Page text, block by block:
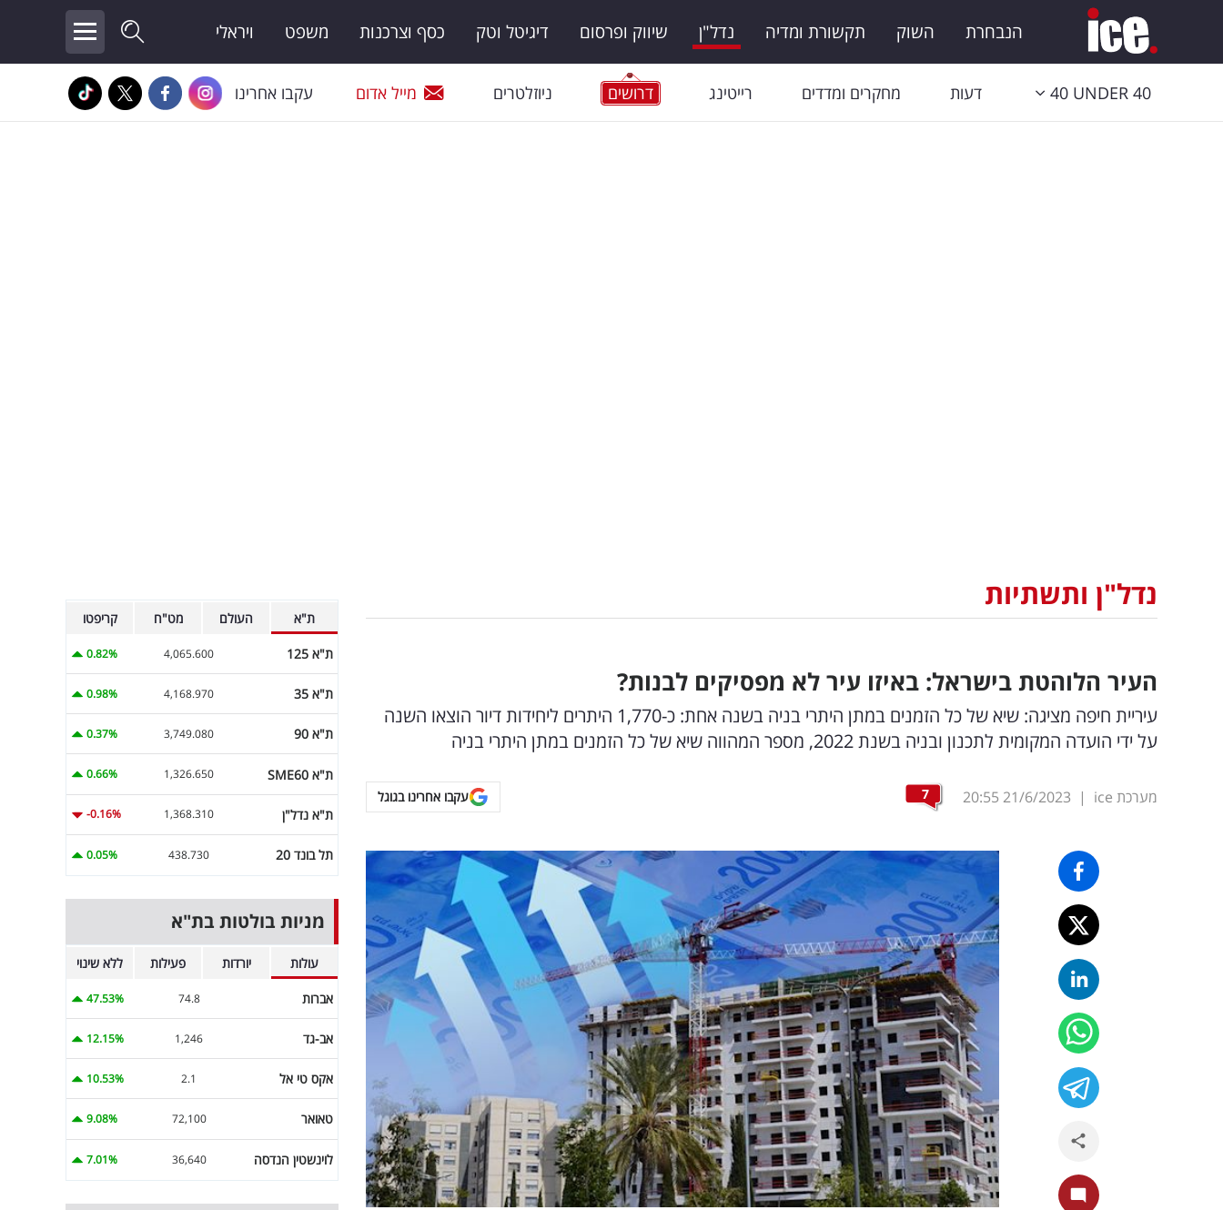
הנבחרת השוק תקשורת ומדיה נדל"ן שיווק ופרסום דיגיטל וטק כסף וצרכנות משפט ויראלי
40 UNDER 40 דעות מחקרים ומדדים רייטינג דרושים ניוזלטרים מייל אדום עקבו אחרינו
נדל"ן ותשתיות
העיר הלוהטת בישראל: באיזו עיר לא מפסיקים לבנות?
עיריית חיפה מציגה: שיא של כל הזמנים במתן היתרי בניה בשנה אחת: כ-1,770 היתרים ליחידות דיור הוצאו השנה
על ידי הועדה המקומית לתכנון ובניה בשנת 2022, מספר המהווה שיא של כל הזמנים במתן היתרי בניה
מערכת ice |
21/6/2023
20:55
7 עקבו אחרינו בגוגל
ת"א העולם מט"ח קריפטו
ת"א 125 4,065.600
0.82%
ת"א 35 4,168.970
0.98%
ת"א 90 3,749.080
0.37%
ת"א SME60 1,326.650
0.66%
ת"א נדל"ן 1,368.310
-0.16%
תל בונד 20 438.730
0.05%
מניות בולטות בת"א
עולות יורדות פעילות ללא שינוי
אברות 74.8
47.53%
אב-גד 1,246
12.15%
אקס טי אל 2.1
10.53%
טאואר 72,100
9.08%
לוינשטין הנדסה 36,640
7.01%